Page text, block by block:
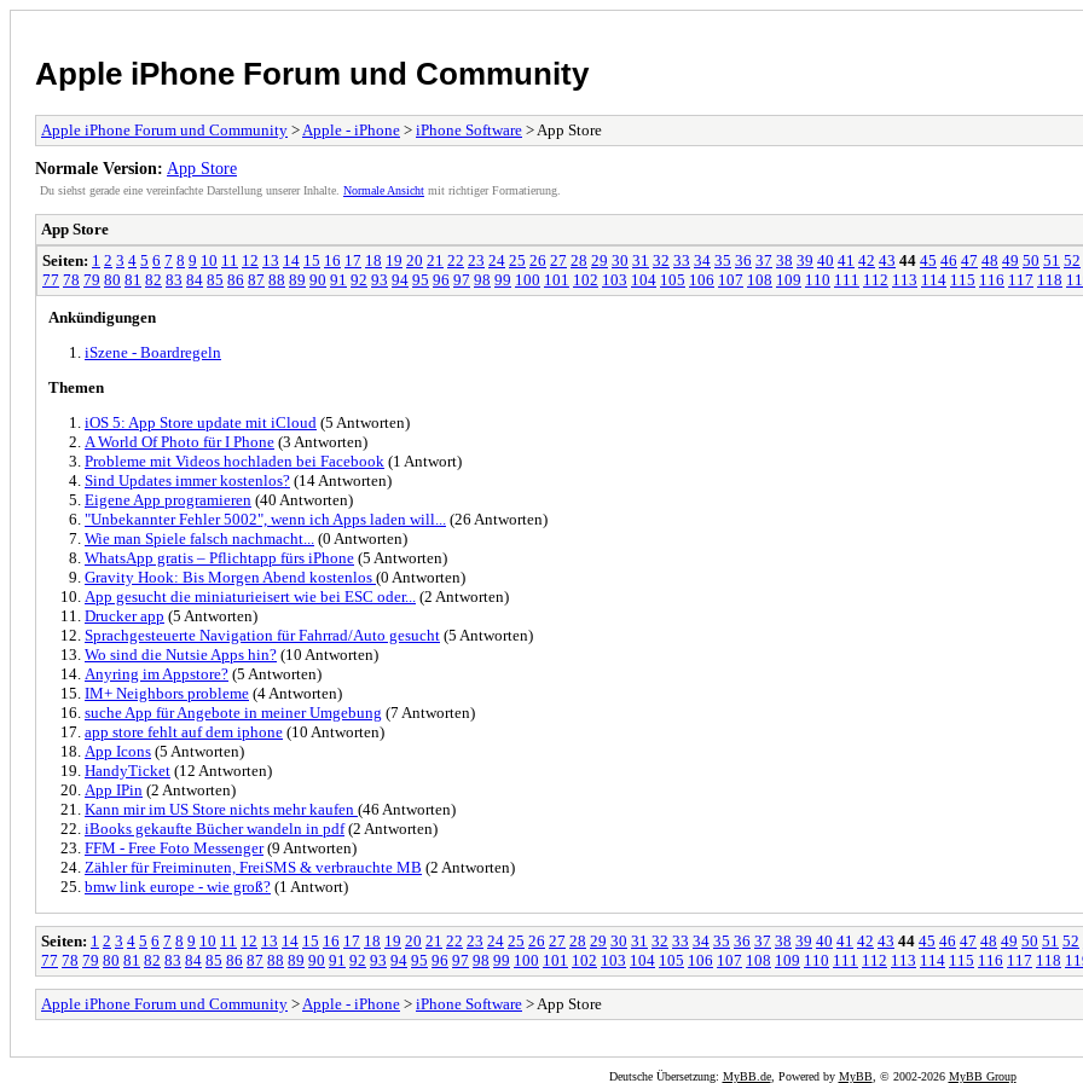
Apple iPhone Forum und Community
Apple iPhone Forum und Community > Apple - iPhone > iPhone Software > App Store
Normale Version: App Store
Du siehst gerade eine vereinfachte Darstellung unserer Inhalte. Normale Ansicht mit richtiger Formatierung.
App Store
Seiten: 1 2 3 4 5 6 7 8 9 10 11 12 13 14 15 16 17 18 19 20 21 22 23 24 25 26 27 28 29 30 31 32 33 34 35 36 37 38 39 40 41 42 43 44 45 46 47 48 49 50 51 52
77 78 79 80 81 82 83 84 85 86 87 88 89 90 91 92 93 94 95 96 97 98 99 100 101 102 103 104 105 106 107 108 109 110 111 112 113 114 115 116 117 118
Ankündigungen
iSzene - Boardregeln
Themen
iOS 5: App Store update mit iCloud (5 Antworten)
A World Of Photo für I Phone (3 Antworten)
Probleme mit Videos hochladen bei Facebook (1 Antwort)
Sind Updates immer kostenlos? (14 Antworten)
Eigene App programieren (40 Antworten)
"Unbekannter Fehler 5002", wenn ich Apps laden will...
(26 Antworten)
Wie man Spiele falsch nachmacht...
(0 Antworten)
WhatsApp gratis – Pflichtapp fürs iPhone (5 Antworten)
Gravity Hook: Bis Morgen Abend kostenlos (0 Antworten)
App gesucht die miniaturieisert wie bei ESC oder...
(2 Antworten)
Drucker app (5 Antworten)
Sprachgesteuerte Navigation für Fahrrad/Auto gesucht (5 Antworten)
Wo sind die Nutsie Apps hin? (10 Antworten)
Anyring im Appstore? (5 Antworten)
IM+ Neighbors probleme (4 Antworten)
suche App für Angebote in meiner Umgebung (7 Antworten)
app store fehlt auf dem iphone (10 Antworten)
App Icons (5 Antworten)
HandyTicket (12 Antworten)
App IPin (2 Antworten)
Kann mir im US Store nichts mehr kaufen (46 Antworten)
iBooks gekaufte Bücher wandeln in pdf(2 Antworten)
FFM - Free Foto Messenger(9 Antworten)
Zähler für Freiminuten, FreiSMS & verbrauchte MB (2 Antworten)
bmw link europe - wie groß? (1 Antwort)
Seiten: 1 2 3 4 5 6 7 8 9 10 11 12 13 14 15 16 17 18 19 20 21 22 23 24 25 26 27 28 29 30 31 32 33 34 35 36 37 38 39 40 41 42 43 44 45 46 47 48 49 50 51 52
77 78 79 80 81 82 83 84 85 86 87 88 89 90 91 92 93 94 95 96 97 98 99 100 101 102 103 104 105 106 107 108 109 110 111 112 113 114 115 116 117 118
Apple iPhone Forum und Community > Apple - iPhone > iPhone Software > App Store
Deutsche Übersetzung: MyBB.de, Powered by MyBB, © 2002-2026 MyBB Group